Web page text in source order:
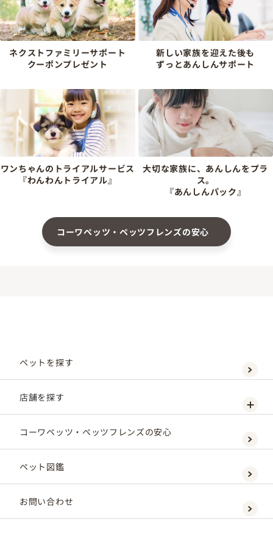
ネクストファミリーサポート
クーポンプレゼント
新しい家族を迎えた後も
ずっとあんしんサポート
ワンちゃんのトライアルサービス
『わんわんトライアル』
大切な家族に、あんしんをプラ
ス。
『あんしんパック』
コーワペッツ・ペッツフレンズの安心
ペットを探す
店舗を探す
コーワペッツ・ペッツフレンズの安心
ペット図鑑
お問い合わせ